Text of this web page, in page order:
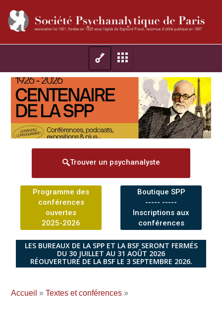
Trouver un psychanalyste
Programme des
conférences
ouvertes
2025-2026
Boutique SPP
----- -----
Inscriptions aux
conférences
LES BUREAUX DE LA SPP ET LA BSF SERONT FERMÉS
DU 30 JUILLET AU 31 AOÛT 2026
RÉOUVERTURE DE LA BSF LE 3 SEPTEMBRE 2026.
Accueil » Textes et conférences »